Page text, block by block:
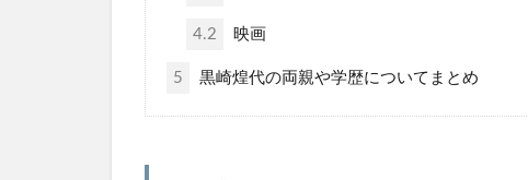
4.2 映画
5 黒崎煌代の両親や学歴についてまとめ